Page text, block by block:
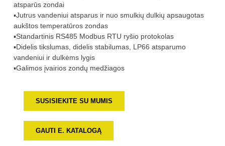
atsparūs zondai
▪Jutrus vandeniui atsparus ir nuo smulkių dulkių apsaugotas
aukštos temperatūros zondas
▪Standartinis RS485 Modbus RTU ryšio protokolas
▪Didelis tikslumas, didelis stabilumas, LP66 atsparumo
vandeniui ir dulkėms lygis
▪Galimos įvairios zondų medžiagos
SUSISIEKITE SU MUMIS
GAUTI E. KATALOGĄ